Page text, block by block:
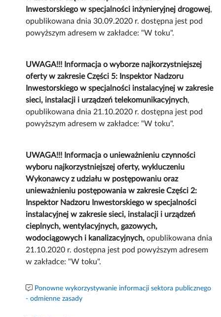
Inwestorskiego w specjalności inżynieryjnej drogowej,
opublikowana dnia 30.09.2020 r. dostępna jest pod
powyższym adresem w zakładce: "W toku".
UWAGA!!! Informacja o wyborze najkorzystniejszej
oferty w zakresie Części 5: Inspektor Nadzoru
Inwestorskiego w specjalności instalacyjnej w zakresie
sieci, instalacji i urządzeń telekomunikacyjnych,
opublikowana dnia 21.10.2020 r. dostępna jest pod
powyższym adresem w zakładce: "W toku".
UWAGA!!! Informacja o unieważnieniu czynności
wyboru najkorzystniejszej oferty, wykluczeniu
Wykonawcy z udziału w postępowaniu oraz
unieważnieniu postępowania w zakresie Części 2:
Inspektor Nadzoru Inwestorskiego w specjalności
instalacyjnej w zakresie sieci, instalacji i urządzeń
cieplnych, wentylacyjnych, gazowych,
wodociągowych i kanalizacyjnych, opublikowana dnia
21.10.2020 r. dostępna jest pod powyższym adresem
w zakładce: "W toku".
Ponowne wykorzystywanie informacji sektora publicznego
- odmienne zasady